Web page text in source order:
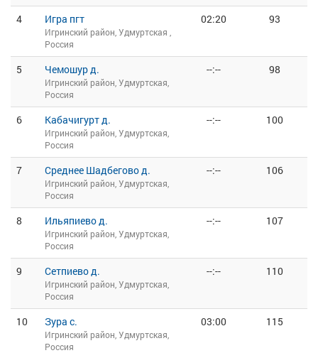
4 Игра пгт
Игринский район, Удмуртская ,
Россия
02:20 93
5 Чемошур д.
Игринский район, Удмуртская,
Россия
--:-- 98
6 Кабачигурт д.
Игринский район, Удмуртская,
Россия
--:-- 100
7 Среднее Шадбегово д.
Игринский район, Удмуртская,
Россия
--:-- 106
8 Ильяпиево д.
Игринский район, Удмуртская,
Россия
--:-- 107
9 Сетпиево д.
Игринский район, Удмуртская,
Россия
--:-- 110
10 Зура с.
Игринский район, Удмуртская,
Россия
03:00 115